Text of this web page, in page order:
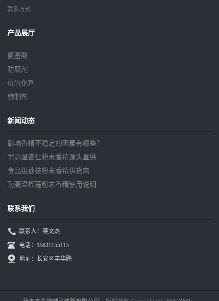
联系方式
产品展厅
氨基酸
防腐剂
抗氧化剂
酶制剂
新闻动态
影响香精不稳定的因素有哪些？
耐高温杏仁粉末香精源头直供
食品级荔枝粉末香精供货商
耐高温榴莲粉末香精使用说明
联系我们
联系人：蒋文杰
电话：15831155115
地址：长安区丰华路